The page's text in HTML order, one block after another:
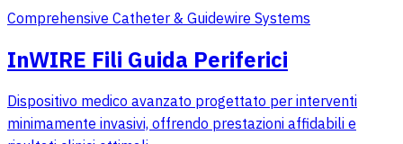
Comprehensive Catheter & Guidewire Systems
InWIRE Fili Guida Periferici
Dispositivo medico avanzato progettato per interventi
minimamente invasivi, offrendo prestazioni affidabili e